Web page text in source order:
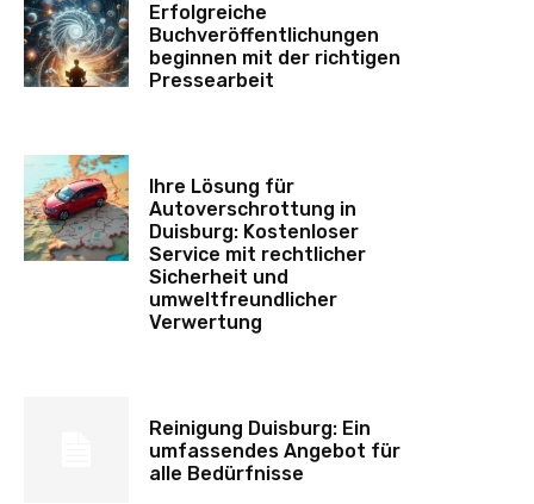
Erfolgreiche
Buchveröffentlichungen
beginnen mit der richtigen
Pressearbeit
Ihre Lösung für
Autoverschrottung in
Duisburg: Kostenloser
Service mit rechtlicher
Sicherheit und
umweltfreundlicher
Verwertung
Reinigung Duisburg: Ein
umfassendes Angebot für
alle Bedürfnisse